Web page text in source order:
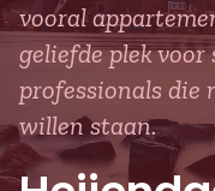
vooral
geliefde plek
professionals die
willen staan.